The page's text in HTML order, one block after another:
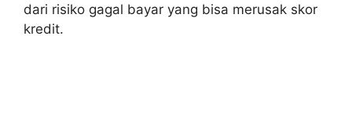
dari risiko gagal bayar yang bisa merusak skor
kredit.